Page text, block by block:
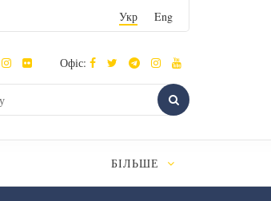
Укр Eng
Офіс:
БІЛЬШЕ